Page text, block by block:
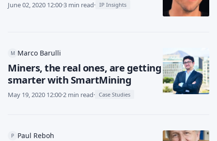
June 02, 2020 12:00·3 min read· IP Insights
M Marco Barulli
Miners, the real ones, are getting
smarter with SmartMining
May 19, 2020 12:00·2 min read· Case Studies
P Paul Reboh